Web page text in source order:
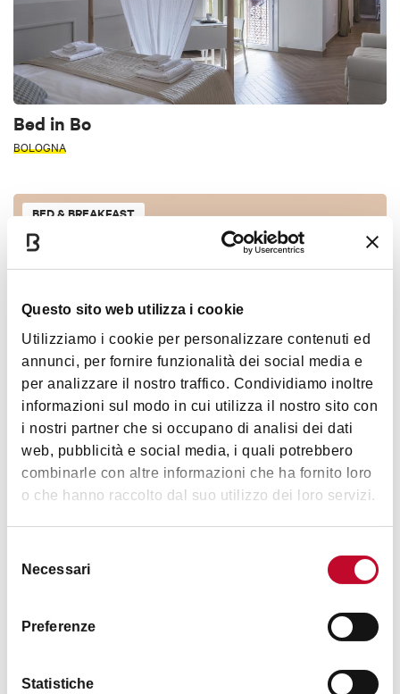
Questo sito web utilizza i cookie
Utilizziamo i cookie per personalizzare contenuti ed
annunci, per fornire funzionalità dei social media e
per analizzare il nostro traffico. Condividiamo inoltre
informazioni sul modo in cui utilizza il nostro sito con
i nostri partner che si occupano di analisi dei dati
web, pubblicità e social media, i quali potrebbero
combinarle con altre informazioni che ha fornito loro
o che hanno raccolto dal suo utilizzo dei loro servizi.
delNecessari
Preferenze
Statistiche
Bed in Bo
BOLOGNA
BED & BREAKFAST
Cristina Rossi
PIAZZA MAGGIORE - INDIPENDENZA